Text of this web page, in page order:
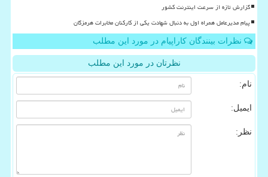
گزارش تازه از سرعت اینترنت کشور
پیام مدیرعامل همراه اول به دنبال شهادت یکی از کارکنان مخابرات هرمزگان
نظرات بینندگان کاراپیام در مورد این مطلب
نظرتان در مورد این مطلب
نام:
ایمیل:
نظر: